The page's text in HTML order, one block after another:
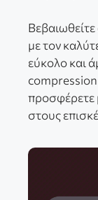
με τον
εύκολο και
compression
προσφέρετε
στους